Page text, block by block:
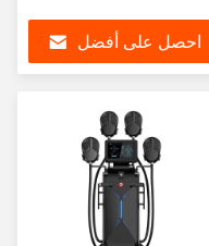
احصل على أفضل